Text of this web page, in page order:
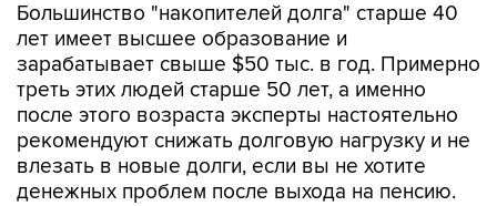
Большинство "накопителей долга" старше 40
лет имеет высшее образование и
зарабатывает свыше $50 тыс. в год. Примерно
треть этих людей старше 50 лет, а именно
после этого возраста эксперты настоятельно
рекомендуют снижать долговую нагрузку и не
влезать в новые долги, если вы не хотите
денежных проблем после выхода на пенсию.